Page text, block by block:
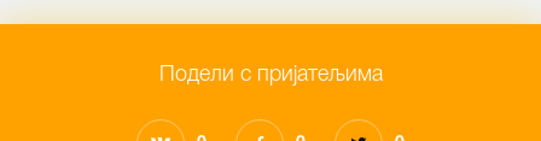
Подели с пријатељима